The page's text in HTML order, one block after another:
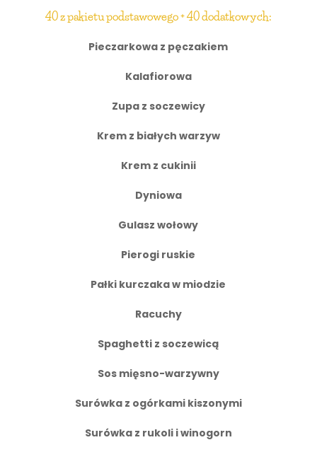
40 z pakietu podstawowego + 40 dodatkowych:
Pieczarkowa z pęczakiem
Kalafiorowa
Zupa z soczewicy
Krem z białych warzyw
Krem z cukinii
Dyniowa
Gulasz wołowy
Pierogi ruskie
Pałki kurczaka w miodzie
Racuchy
Spaghetti z soczewicą
Sos mięsno-warzywny
Surówka z ogórkami kiszonymi
Surówka z rukoli i winogorn